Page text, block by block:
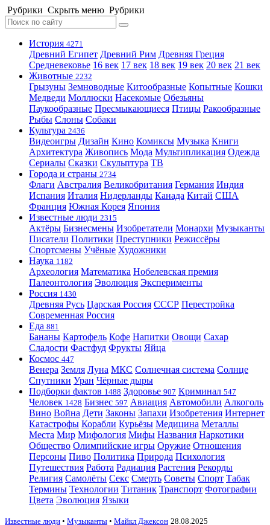
Рубрики Скрыть меню Рубрики
История 4271
Древний Египет Древний Рим Древняя Греция
Средневековье 16 век 17 век 18 век 19 век 20 век 21 век
Животные 2232
Грызуны Земноводные Китообразные Копытные Кошки
Медведи Моллюски Насекомые Обезьяны
Паукообразные Пресмыкающиеся Птицы Ракообразные
Рыбы Слоны Собаки
Культура 2436
Видеоигры Дизайн Кино Комиксы Музыка Книги
Архитектура Живопись Мода Мультипликация Одежда
Сериалы Сказки Скульптура ТВ
Города и страны 2734
Флаги Австралия Великобритания Германия Индия
Испания Италия Нидерланды Канада Китай США
Франция Южная Корея Япония
Известные люди 2315
Актёры Бизнесмены Изобретатели Монархи Музыканты
Писатели Политики Преступники Режиссёры
Спортсмены Учёные Художники
Наука 1182
Археология Математика Нобелевская премия
Палеонтология Эволюция Эксперименты
Россия 1430
Древняя Русь Царская Россия СССР Перестройка
Современная Россия
Еда 881
Бананы Картофель Кофе Напитки Овощи Сахар
Сладости Фастфуд Фрукты Яйца
Космос 447
Венера Земля Луна МКС Солнечная система Солнце
Спутники Уран Чёрные дыры
Подборки фактов 1488 Здоровье 907 Криминал 547
Человек 1428 Бизнес 597 Авиация Автомобили Алкоголь
Вино Война Дети Законы Запахи Изобретения Интернет
Катастрофы Корабли Курьёзы Медицина Металлы
Места Мир Мифология Мифы Названия Наркотики
Общество Олимпийские игры Оружие Отношения
Персоны Пиво Политика Природа Психология
Путешествия Работа Радиация Растения Рекорды
Религия Самолёты Секс Смерть Советы Спорт Табак
Термины Технологии Титаник Транспорт Фотографии
Цвета Эволюция Языки
Известные люди • Музыканты • Майкл Джексон 28.08.2025